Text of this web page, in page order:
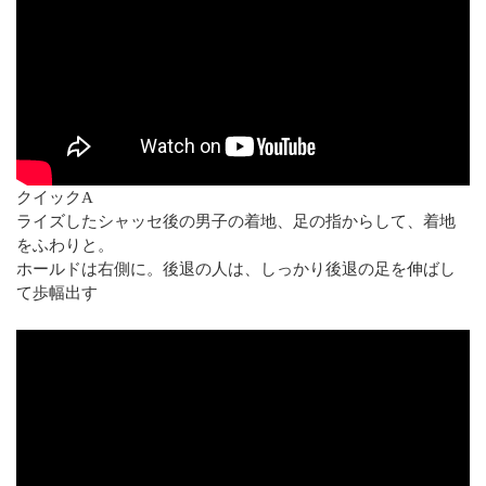
クイックA
ライズしたシャッセ後の男子の着地、足の指からして、着地
をふわりと。
ホールドは右側に。後退の人は、しっかり後退の足を伸ばし
て歩幅出す